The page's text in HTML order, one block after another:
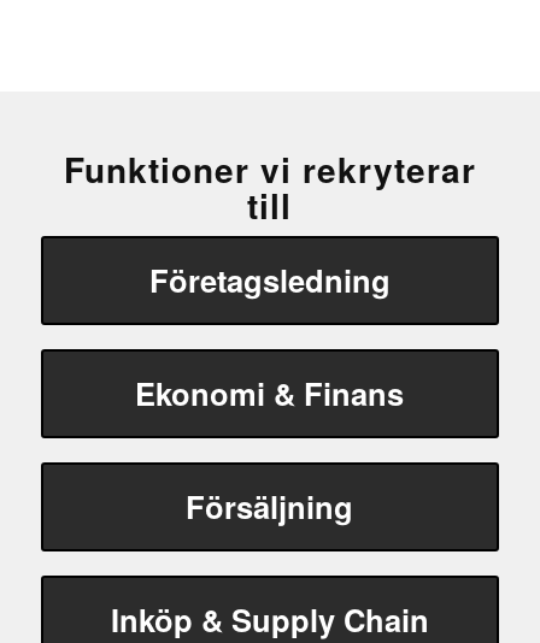
Funktioner vi rekryterar
till
Företagsledning
Ekonomi & Finans
Försäljning
Inköp & Supply Chain